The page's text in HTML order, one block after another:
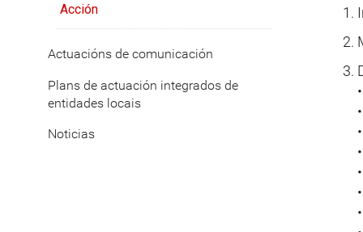
Acción
Actuacións de comunicación
Plans de actuación integrados de
entidades locais
Noticias